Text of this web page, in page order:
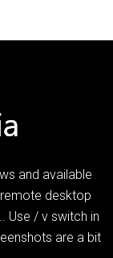
and available
desktop
Use / v switch in
are a bit